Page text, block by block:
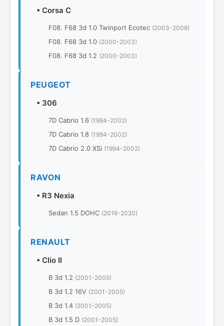
• Corsa C
F08. F68 3d 1.0 Twinport Ecotec (2003-2006)
F08. F68 3d 1.0 (2000-2003)
F08. F68 3d 1.2 (2000-2003)
PEUGEOT
• 306
7D Cabrio 1.6 (1994-2002)
7D Cabrio 1.8 (1994-2002)
7D Cabrio 2.0 XSi (1994-2002)
RAVON
• R3 Nexia
Sedan 1.5 DOHC (2016-2020)
RENAULT
• Clio II
B 3d 1.2 (2001-2005)
B 3d 1.2 16V (2001-2005)
B 3d 1.4 (2001-2005)
B 3d 1.5 D (2001-2005)